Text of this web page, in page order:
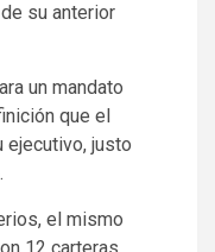
su anterior
un mandato
que el
ejecutivo, justo
el mismo